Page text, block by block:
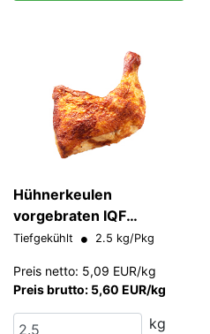
Hühnerkeulen
vorgebraten IQF
"HALAL"
Tiefgekühlt 2.5 kg/Pkg
Preis netto: 5,09 EUR/kg
Preis brutto: 5,60 EUR/kg
kg